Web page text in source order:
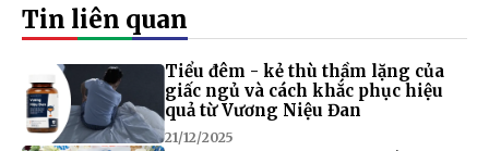
Tin liên quan
Tiểu đêm - kẻ thù thầm lặng của
giấc ngủ và cách khắc phục hiệu
quả từ Vương Niệu Đan
21/12/2025